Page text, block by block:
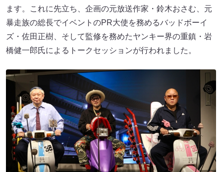
ます。これに先立ち、企画の元放送作家・鈴木おさむ、元
暴走族の総長でイベントのPR大使を務めるバッドボーイ
ズ・佐田正樹、そして監修を務めたヤンキー界の重鎮・岩
橋健一郎氏によるトークセッションが行われました。